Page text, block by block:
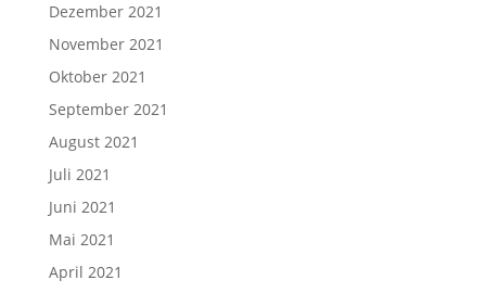
Dezember 2021
November 2021
Oktober 2021
September 2021
August 2021
Juli 2021
Juni 2021
Mai 2021
April 2021